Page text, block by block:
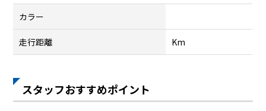
カラー
走行距離 Km
スタッフおすすめポイント